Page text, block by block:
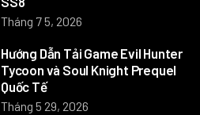
Tháng 7 5, 2026
Hướng Dẫn Tải Game Evil Hunter
Tycoon và Soul Knight Prequel
Quốc Tế
Tháng 5 29, 2026